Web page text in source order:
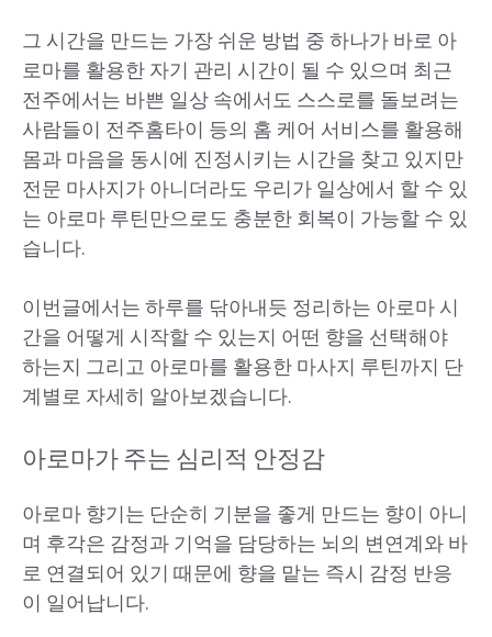
그 시간을 만드는 가장 쉬운 방법 중 하나가 바로 아
로마를 활용한 자기 관리 시간이 될 수 있으며 최근
전주에서는 바쁜 일상 속에서도 스스로를 돌보려는
사람들이 전주홈타이 등의 홈 케어 서비스를 활용해
몸과 마음을 동시에 진정시키는 시간을 찾고 있지만
전문 마사지가 아니더라도 우리가 일상에서 할 수 있
는 아로마 루틴만으로도 충분한 회복이 가능할 수 있
습니다.
이번글에서는 하루를 닦아내듯 정리하는 아로마 시
간을 어떻게 시작할 수 있는지 어떤 향을 선택해야
하는지 그리고 아로마를 활용한 마사지 루틴까지 단
계별로 자세히 알아보겠습니다.
아로마가 주는 심리적 안정감
아로마 향기는 단순히 기분을 좋게 만드는 향이 아니
며 후각은 감정과 기억을 담당하는 뇌의 변연계와 바
로 연결되어 있기 때문에 향을 맡는 즉시 감정 반응
이 일어납니다.